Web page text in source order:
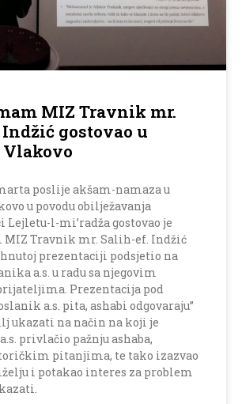
MIZ Travnik mr.
gostovao u
poslije akšam-namaza u
u povodu obilježavanja
Lejletu-l-mi’radža gostovao je
Travnik mr. Salih-ef. Indžić
prezentaciji podsjetio na
a.s. u radu sa njegovim
Prezentacija pod
a.s. pita, ashabi odgovaraju”
ukazati na način na koji je
privlačio pažnju ashaba,
pitanjima, te tako izazvao
i potakao interes za problem